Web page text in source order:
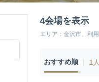
4会場を表示
エリア：金沢市、利
おすすめ順 1